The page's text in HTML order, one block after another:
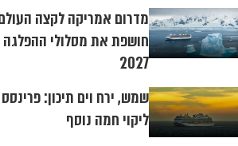
2027
שמש, ירח וים תיכון:
ליקוי חמה נוסף